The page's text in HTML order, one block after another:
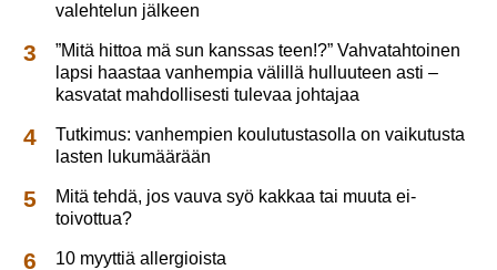
valehtelun jälkeen
”Mitä hittoa mä sun kanssas teen!?” Vahvatahtoinen
lapsi haastaa vanhempia välillä hulluuteen asti –
kasvatat mahdollisesti tulevaa johtajaa
Tutkimus: vanhempien koulutustasolla on vaikutusta
lasten lukumäärään
Mitä tehdä, jos vauva syö kakkaa tai muuta ei-
toivottua?
10 myyttiä allergioista